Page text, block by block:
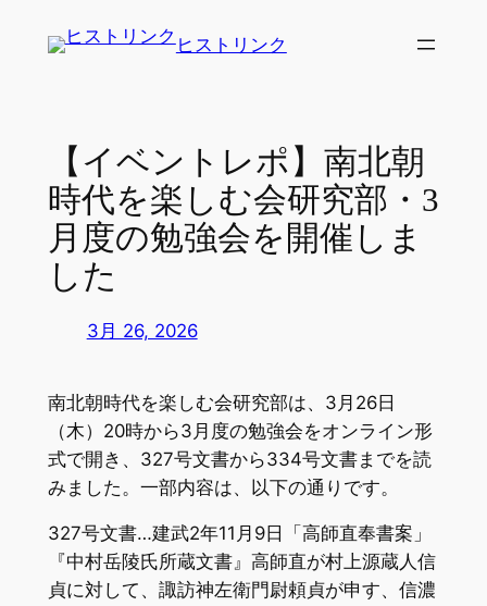
ヒストリンク
【イベントレポ】南北朝
時代を楽しむ会研究部・3
月度の勉強会を開催しま
した
3月 26, 2026
南北朝時代を楽しむ会研究部は、3月26日
（木）20時から3月度の勉強会をオンライン形
式で開き、327号文書から334号文書までを読
みました。一部内容は、以下の通りです。
327号文書…建武2年11月9日「高師直奉書案」
『中村岳陵氏所蔵文書』高師直が村上源蔵人信
貞に対して、諏訪神左衛門尉頼貞が申す、信濃